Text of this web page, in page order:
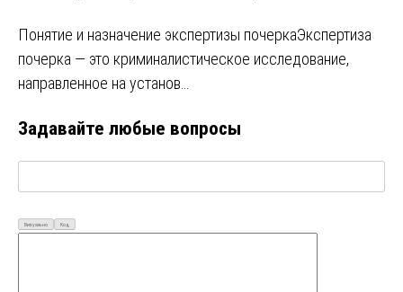
Понятие и назначение экспертизы почеркаЭкспертиза
почерка — это криминалистическое исследование,
направленное на установ…
Задавайте любые вопросы
Визуально Код